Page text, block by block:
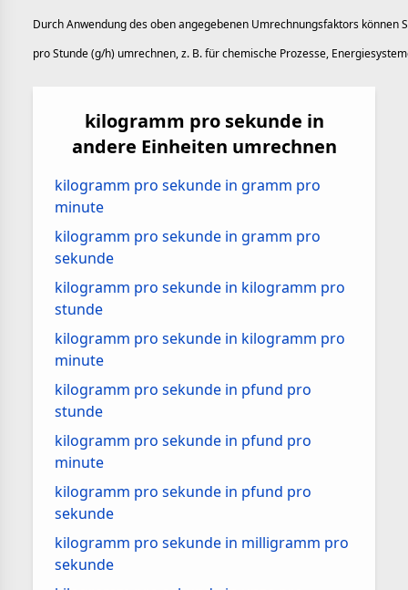
Durch Anwendung des oben angegebenen Umrechnungsfaktors können
pro Stunde (g/h) umrechnen, z. B. für chemische Prozesse,
kilogramm pro sekunde in
andere Einheiten umrechnen
kilogramm pro sekunde in gramm pro
minute
kilogramm pro sekunde in gramm pro
sekunde
kilogramm pro sekunde in kilogramm pro
stunde
kilogramm pro sekunde in kilogramm pro
minute
kilogramm pro sekunde in pfund pro
stunde
kilogramm pro sekunde in pfund pro
minute
kilogramm pro sekunde in pfund pro
sekunde
kilogramm pro sekunde in milligramm pro
sekunde